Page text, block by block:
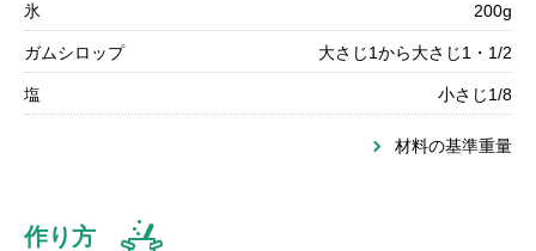
氷 200g
ガムシロップ 大さじ1から大さじ1・1/2
塩 小さじ1/8
材料の基準重量
作り方